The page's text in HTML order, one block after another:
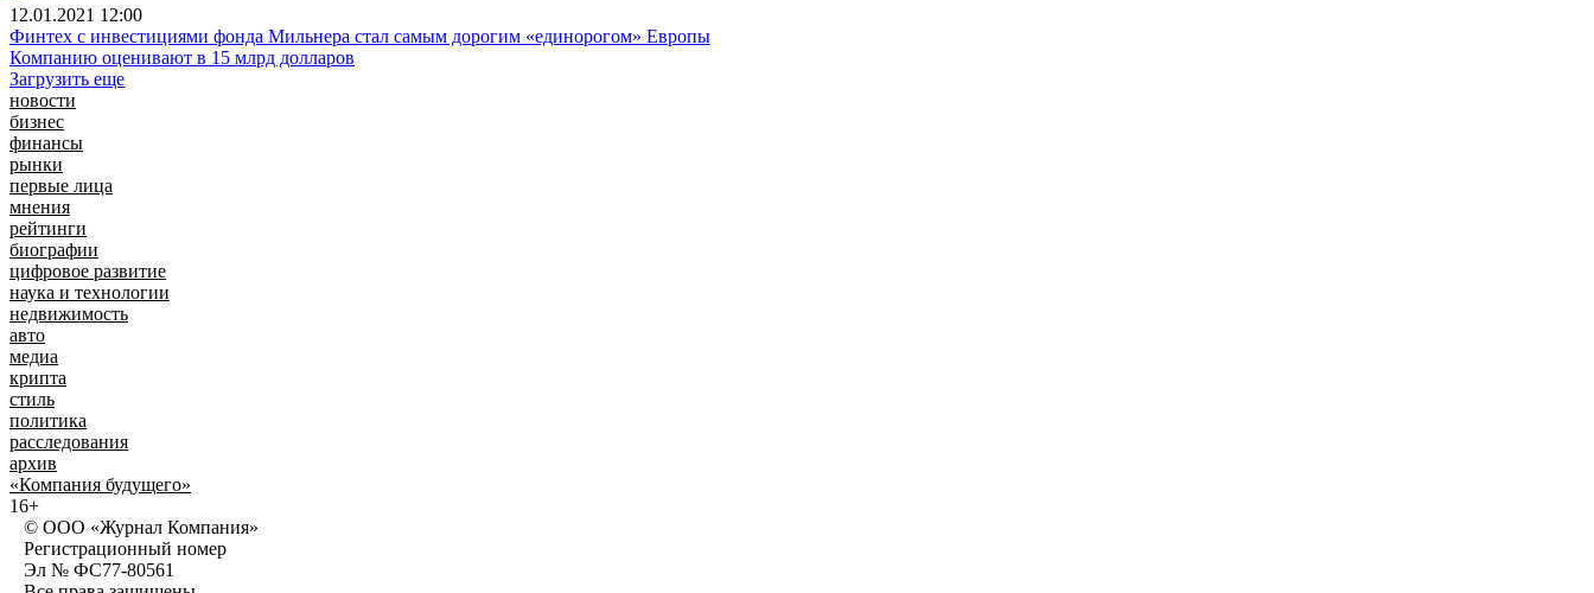
12.01.2021 12:00
Финтех с инвестициями фонда Мильнера стал самым дорогим «единорогом» Европы
Компанию оценивают в 15 млрд долларов
Загрузить еще
новости
бизнес
финансы
рынки
первые лица
мнения
рейтинги
биографии
цифровое развитие
наука и технологии
недвижимость
авто
медиа
крипта
стиль
политика
расследования
архив
«Компания будущего»
16+
© ООО «Журнал Компания»
Регистрационный номер
Эл № ФС77-80561